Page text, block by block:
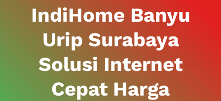
IndiHome Banyu
Urip Surabaya
Solusi Internet
Cepat Harga